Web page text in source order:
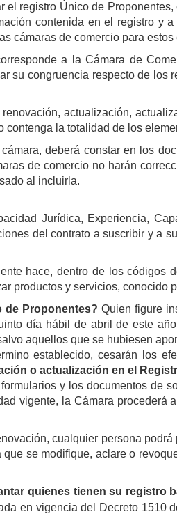
registro Único de
contenida en el registro y
cámaras de comercio para estos
a la Cámara de
su congruencia respecto de
actualización,
la totalidad de los
deberá constar en los
de comercio no harán
al incluirla.
Jurídica, Experiencia,
del contrato a suscribir y a
hace, dentro de los códigos
productos y servicios, conocido
de Proponentes? Quien figure
día hábil de abril de este
aquellos que se hubiesen
establecido, cesarán los
o actualización en el
y los documentos de
vigente, la Cámara
cualquier persona
se modifique, aclare o
quienes tienen su registro
en vigencia del Decreto 1510